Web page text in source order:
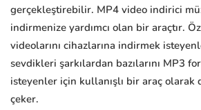
gerçekleştirebilir. MP4 video indirici
indirmenize yardımcı olan bir araçtır.
videolarını cihazlarına indirmek
sevdikleri şarkılardan bazılarını MP3
isteyenler için kullanışlı bir araç
çeker.